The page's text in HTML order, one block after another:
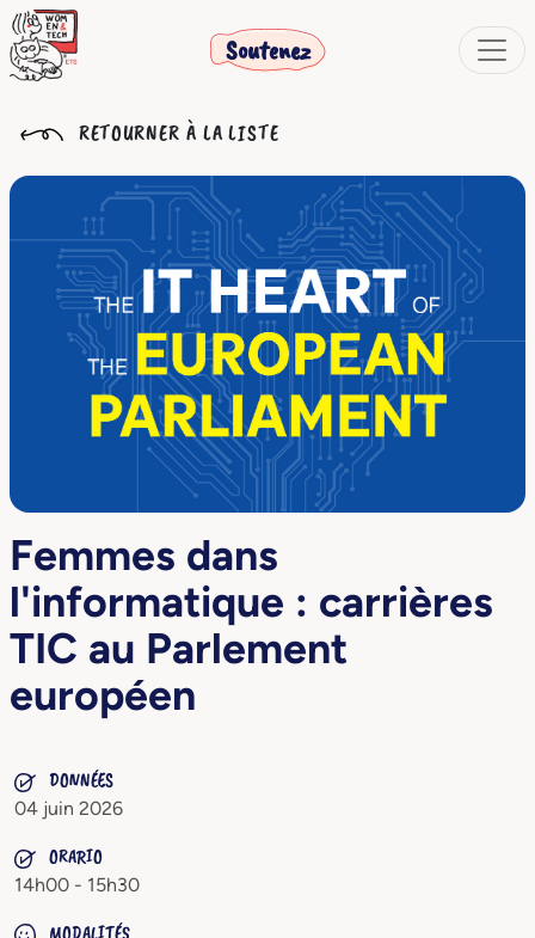
Soutenez
RETOURNER À LA LISTE
Femmes dans
l'informatique : carrières
TIC au Parlement
européen
DONNÉES
04 juin 2026
ORARIO
14h00 - 15h30
MODALITÉS